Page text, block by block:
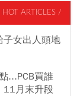
HOT ARTICLES /
子女出人頭地
...PCB買誰
11月末升段